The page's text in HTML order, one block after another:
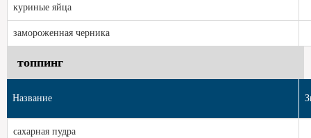
куриные яйца
замороженная черника
топпинг
Название
сахарная пудра